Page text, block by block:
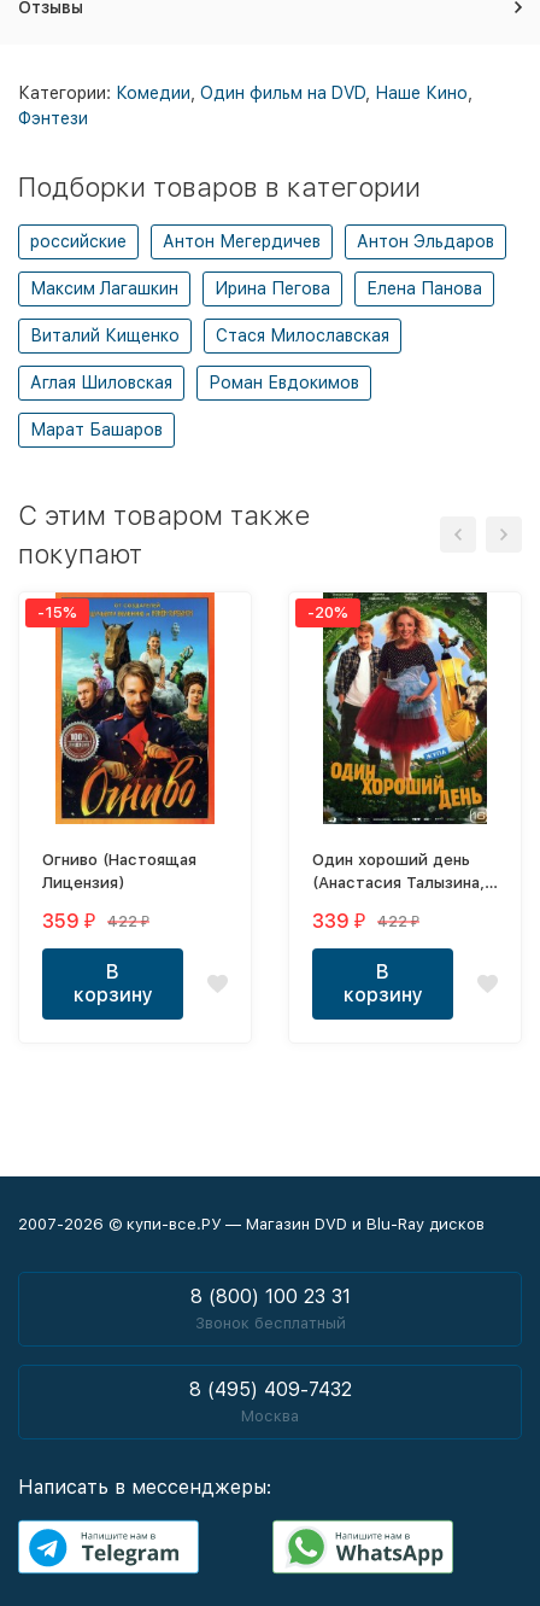
Отзывы
Категории: Комедии Один фильм на DVD Наше Кино
Фэнтези
Подборки товаров в категории
российские Антон Мегердичев Антон Эльдаров
Максим Лагашкин Ирина Пегова Елена Панова
Виталий Кищенко Стася Милославская
Аглая Шиловская Роман Евдокимов
Марат Башаров
C этим товаром также
покупают
-15%
Огниво (Настоящая
Лицензия)
359 ₽ 422₽
В
корзину
-20%
Один хороший день
(Анастасия Талызина,
Ирина Пегова)
339 ₽ 422₽
В
корзину
2007-2026 © купи-все.РУ — Магазин DVD и Blu-Ray дисков
8 (800) 100 23 31
Звонок бесплатный
8 (495) 409-7432
Москва
Написать в мессенджеры: